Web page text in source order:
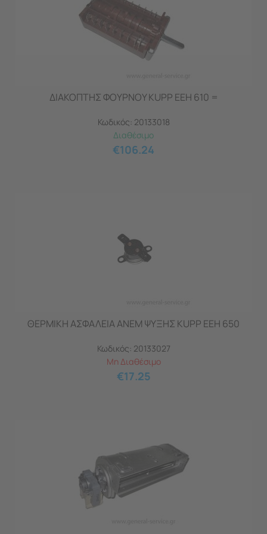
ΔΙΑΚΟΠΤΗΣ ΦΟΥΡΝΟΥ KUPP EEH 610 =
Κωδικός: 20133018
Διαθέσιμο
€106.24
ΘΕΡΜΙΚΗ ΑΣΦΑΛΕΙΑ ΑΝΕΜ ΨΥΞΗΣ KUPP EEH 650
Κωδικός: 20133027
Μη Διαθέσιμο
€17.25